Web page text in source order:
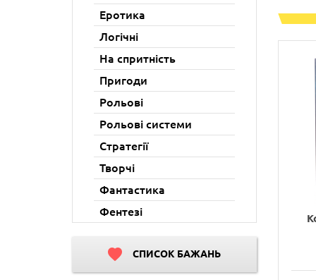
Еротика
Логічні
На спритність
Пригоди
Рольові
Рольові системи
Стратегії
Творчі
Фантастика
Фентезі
СПИСОК БАЖАНЬ